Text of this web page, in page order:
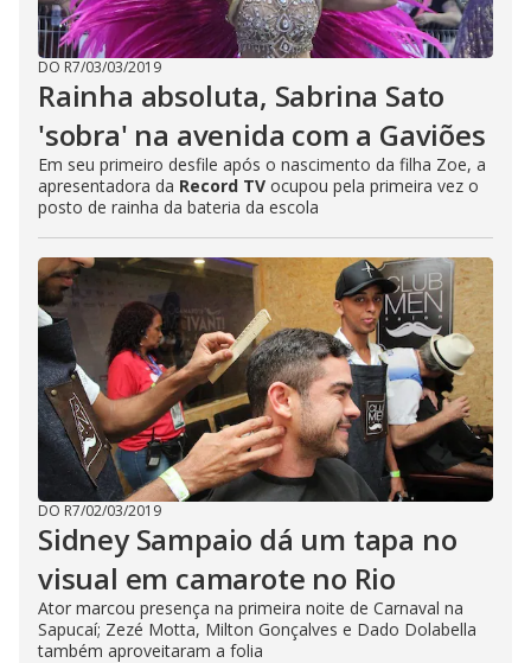
DO R7/03/03/2019
Rainha absoluta, Sabrina Sato
'sobra' na avenida com a Gaviões
Em seu primeiro desfile após o nascimento da filha Zoe, a
apresentadora da Record TV ocupou pela primeira vez o
posto de rainha da bateria da escola
DO R7/02/03/2019
Sidney Sampaio dá um tapa no
visual em camarote no Rio
Ator marcou presença na primeira noite de Carnaval na
Sapucaí; Zezé Motta, Milton Gonçalves e Dado Dolabella
também aproveitaram a folia